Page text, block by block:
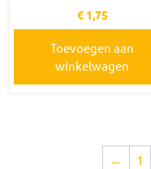
€1,75
Toevoegen aan
winkelwagen
← 1